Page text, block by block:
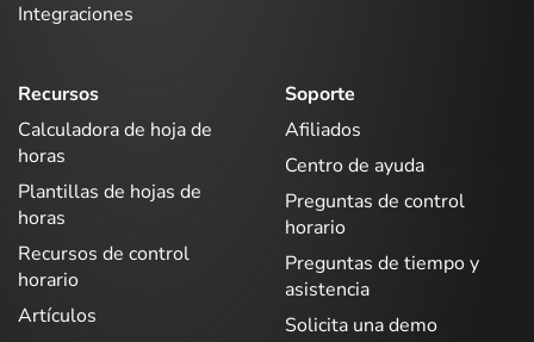
Integraciones
Recursos
Calculadora de hoja de
horas
Plantillas de hojas de
horas
Recursos de control
horario
Artículos
Soporte
Afiliados
Centro de ayuda
Preguntas de control
horario
Preguntas de tiempo y
asistencia
Solicita una demo